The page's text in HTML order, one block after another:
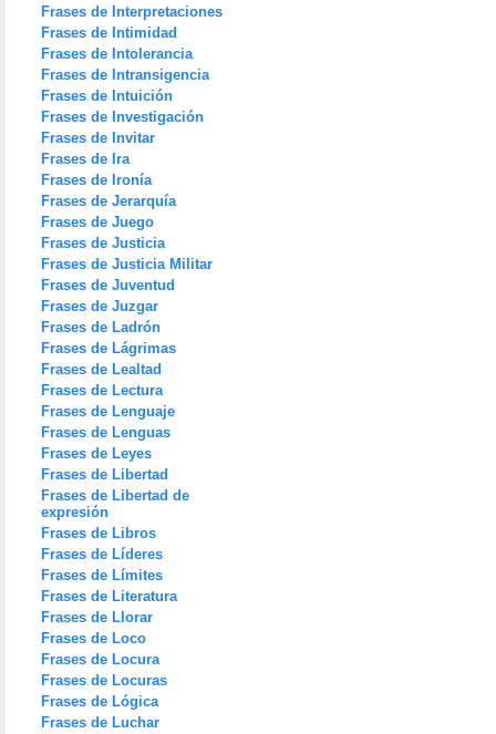
Frases de Interpretaciones
Frases de Intimidad
Frases de Intolerancia
Frases de Intransigencia
Frases de Intuición
Frases de Investigación
Frases de Invitar
Frases de Ira
Frases de Ironía
Frases de Jerarquía
Frases de Juego
Frases de Justicia
Frases de Justicia Militar
Frases de Juventud
Frases de Juzgar
Frases de Ladrón
Frases de Lágrimas
Frases de Lealtad
Frases de Lectura
Frases de Lenguaje
Frases de Lenguas
Frases de Leyes
Frases de Libertad
Frases de Libertad de
expresión
Frases de Libros
Frases de Líderes
Frases de Límites
Frases de Literatura
Frases de Llorar
Frases de Loco
Frases de Locura
Frases de Locuras
Frases de Lógica
Frases de Luchar